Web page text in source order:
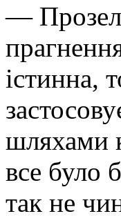
—
істинна,
шляхами
все було
так не